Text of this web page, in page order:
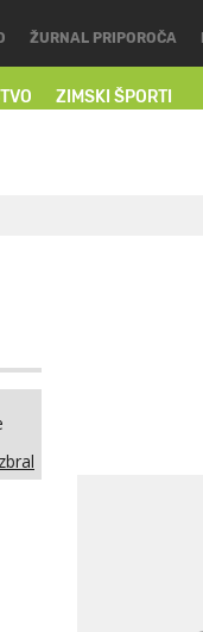
ZIMSKI ŠPORTI
ŽURNAL PRIPOROČA